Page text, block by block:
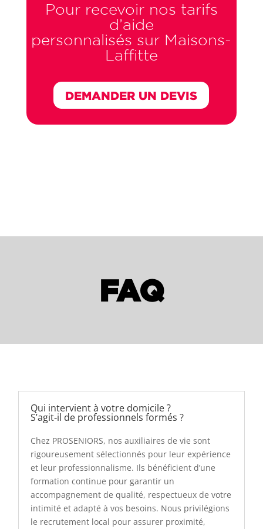
Pour recevoir nos tarifs
d’aide
personnalisés sur Maisons-
Laffitte
DEMANDER UN DEVIS
FAQ
Qui intervient à votre domicile ?
S’agit‑il de professionnels formés ?
Chez PROSENIORS, nos auxiliaires de vie sont
rigoureusement sélectionnés pour leur expérience
et leur professionnalisme. Ils bénéficient d’une
formation continue pour garantir un
accompagnement de qualité, respectueux de votre
intimité et adapté à vos besoins. Nous privilégions
le recrutement local pour assurer proximité,